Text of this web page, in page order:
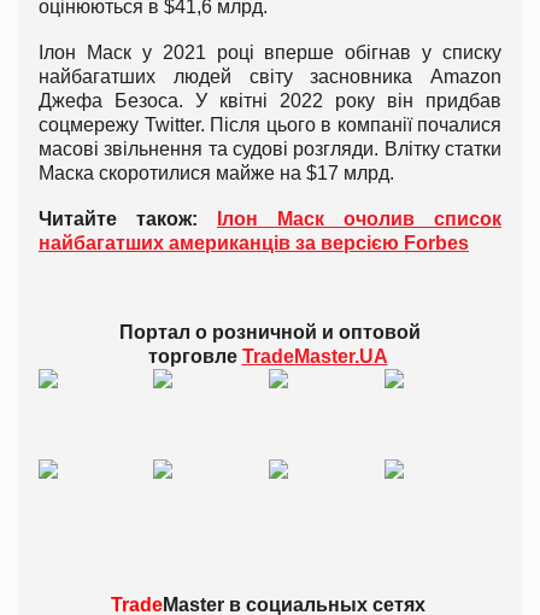
оцінюються в $41,6 млрд.
Ілон Маск у 2021 році вперше обігнав у списку
найбагатших людей світу засновника Amazon
Джефа Безоса. У квітні 2022 року він придбав
соцмережу Twitter. Після цього в компанії почалися
масові звільнення та судові розгляди. Влітку статки
Маска скоротилися майже на $17 млрд.
Читайте також:
Ілон Маск очолив список
найбагатших американців за версією Forbes
Портал о розничной и оптовой
торговле TradeMaster.UA
TradeMaster всоциальных сетях